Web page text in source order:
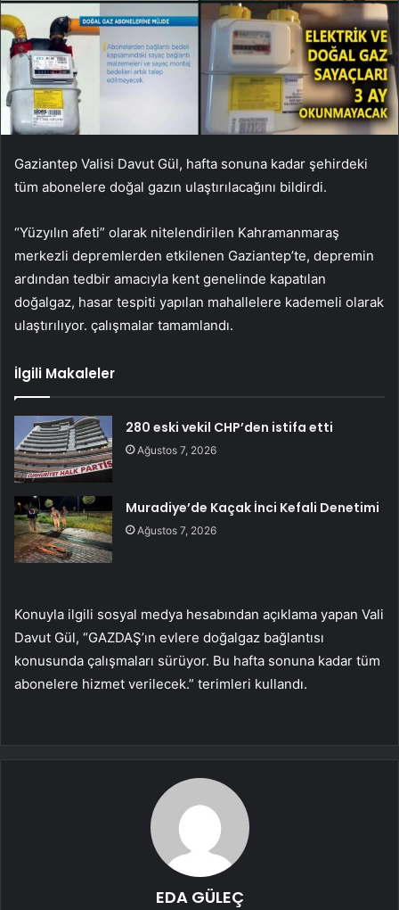
Gaziantep Valisi Davut Gül, hafta sonuna kadar şehirdeki
tüm abonelere doğal gazın ulaştırılacağını bildirdi.
“Yüzyılın afeti” olarak nitelendirilen Kahramanmaraş
merkezli depremlerden etkilenen Gaziantep’te, depremin
ardından tedbir amacıyla kent genelinde kapatılan
doğalgaz, hasar tespiti yapılan mahallelere kademeli olarak
ulaştırılıyor. çalışmalar tamamlandı.
İlgili Makaleler
280 eski vekil CHP’den istifa etti
Ağustos 7, 2026
Muradiye’de Kaçak İnci Kefali Denetimi
Ağustos 7, 2026
Konuyla ilgili sosyal medya hesabından açıklama yapan Vali
Davut Gül, “GAZDAŞ’ın evlere doğalgaz bağlantısı
konusunda çalışmaları sürüyor. Bu hafta sonuna kadar tüm
abonelere hizmet verilecek.” terimleri kullandı.
EDA GÜLEÇ